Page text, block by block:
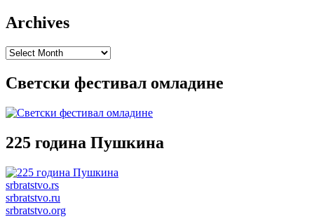
Archives
Archives
Светски фестивал омладине
225 година Пушкина
srbratstvo.rs
srbratstvo.ru
srbratstvo.org